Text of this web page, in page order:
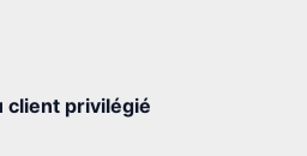
client privilégié